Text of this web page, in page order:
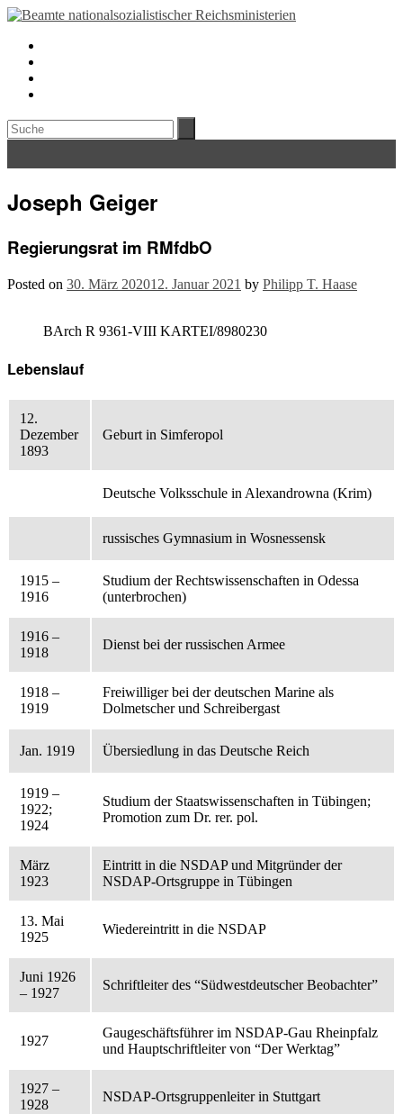
Joseph Geiger
Regierungsrat im RMfdbO
Posted on 30. März 202012. Januar 2021 by Philipp T. Haase
BArch R 9361-VIII KARTEI/8980230
Lebenslauf
12.
Dezember
1893
Geburt in Simferopol
Deutsche Volksschule in Alexandrowna (Krim)
russisches Gymnasium in Wosnessensk
1915 –
1916
Studium der Rechtswissenschaften in Odessa
(unterbrochen)
1916 –
1918
Dienst bei der russischen Armee
1918 –
1919
Freiwilliger bei der deutschen Marine als
Dolmetscher und Schreibergast
Jan. 1919 Übersiedlung in das Deutsche Reich
1919 –
1922;
1924
Studium der Staatswissenschaften in Tübingen;
Promotion zum Dr. rer. pol.
März
1923
Eintritt in die NSDAP und Mitgründer der
NSDAP-Ortsgruppe in Tübingen
13. Mai
1925
Wiedereintritt in die NSDAP
Juni 1926
– 1927
Schriftleiter des “Südwestdeutscher Beobachter”
1927
Gaugeschäftsführer im NSDAP-Gau Rheinpfalz
und Hauptschriftleiter von “Der Werktag”
1927 –
1928
NSDAP-Ortsgruppenleiter in Stuttgart